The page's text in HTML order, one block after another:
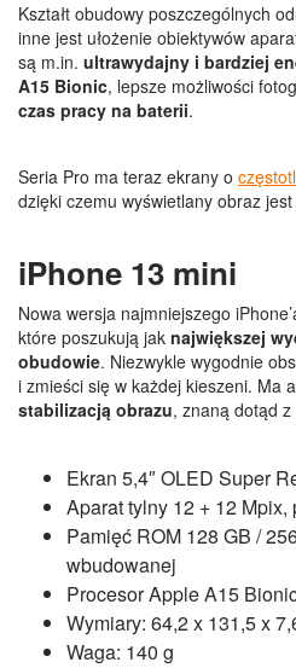
Kształt obudowy poszczególnych
inne jest ułożenie obiektywów
są m.in. ultrawydajny i bardziej
A15 Bionic, lepsze możliwości
czas pracy na baterii.
Seria Pro ma teraz ekrany o
dzięki czemu wyświetlany obraz
iPhone 13 mini
Nowa wersja najmniejszego
które poszukują jak największej
obudowie. Niezwykle wygodnie
i zmieści się w każdej kieszeni. Ma
stabilizacją obrazu, znaną dotąd z
Ekran 5,4″ OLED Super
Aparat tylny 12 + 12
Pamięć ROM 128 GB /
wbudowanej
Procesor Apple A15
Wymiary: 64,2 x 131,5 x
Waga: 140 g